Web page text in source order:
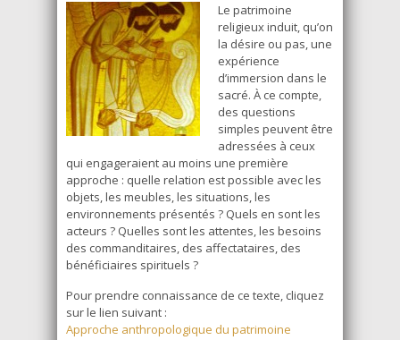
Le patrimoine
religieux induit, qu’on
la désire ou pas, une
expérience
d’immersion dans le
sacré. À ce compte,
des questions
simples peuvent être
adressées à ceux
qui engageraient au moins une première
approche : quelle relation est possible avec les
objets, les meubles, les situations, les
environnements présentés ? Quels en sont les
acteurs ? Quelles sont les attentes, les besoins
des commanditaires, des affectataires, des
bénéficiaires spirituels ?
Pour prendre connaissance de ce texte, cliquez
sur le lien suivant :
Approche anthropologique du patrimoine